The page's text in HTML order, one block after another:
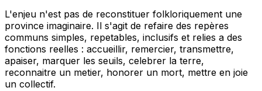
L'enjeu n'est pas de reconstituer folkloriquement une
province imaginaire. Il s'agit de refaire des repères
communs simples, repetables, inclusifs et relies a des
fonctions reelles : accueillir, remercier, transmettre,
apaiser, marquer les seuils, celebrer la terre,
reconnaitre un metier, honorer un mort, mettre en joie
un collectif.